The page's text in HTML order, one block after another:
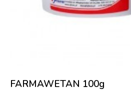
FARMAWETAN 100g